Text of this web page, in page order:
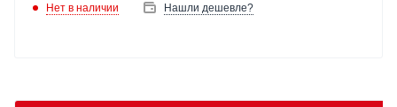
Нет в наличии Нашли дешевле?